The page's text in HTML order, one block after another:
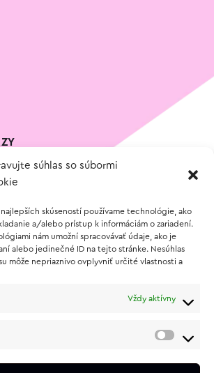
súhlas so súbormi
skúseností používame technológie, ako
a/alebo prístup k informáciám o zariadení.
nám umožní spracovávať údaje, ako je
alebo jedinečné ID na tejto stránke. Nesúhlas
môže nepriaznivo ovplyvniť určité vlastnosti a
Vždy aktívny
tovaru